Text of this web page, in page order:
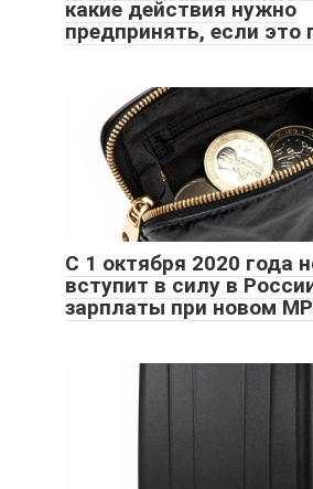
какие действия нужно
предпринять, если это
С 1 октября 2020 года
вступит в силу в
зарплаты при новом